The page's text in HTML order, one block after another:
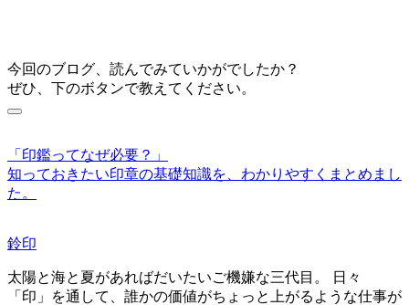
今回のブログ、読んでみていかがでしたか？
ぜひ、下のボタンで教えてください。
「印鑑ってなぜ必要？」
知っておきたい印章の基礎知識を、わかりやすくまとめまし
た。
鈴印
太陽と海と夏があればだいたいご機嫌な三代目。 日々
「印」を通して、誰かの価値がちょっと上がるような仕事が